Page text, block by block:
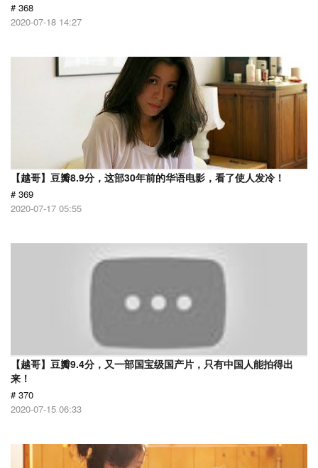
# 368
2020-07-18 14:27
【越哥】豆瓣8.9分，这部30年前的华语电影，看了使人发冷！
# 369
2020-07-17 05:55
【越哥】豆瓣9.4分，又一部国宝级国产片，只有中国人能拍得出
来！
# 370
2020-07-15 06:33